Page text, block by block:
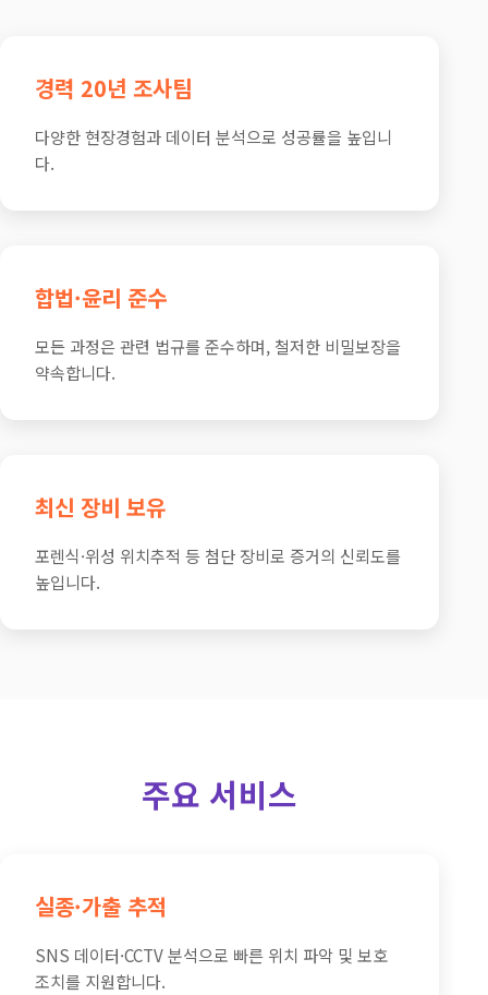
경력 20년 조사팀
다양한 현장경험과 데이터 분석으로 성공률을 높입니
다.
합법·윤리 준수
모든 과정은 관련 법규를 준수하며, 철저한 비밀보장을
약속합니다.
최신 장비 보유
포렌식·위성 위치추적 등 첨단 장비로 증거의 신뢰도를
높입니다.
주요 서비스
실종·가출 추적
SNS 데이터·CCTV 분석으로 빠른 위치 파악 및 보호
조치를 지원합니다.